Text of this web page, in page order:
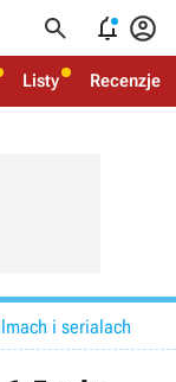
  
Listy Recenzje
i serialach